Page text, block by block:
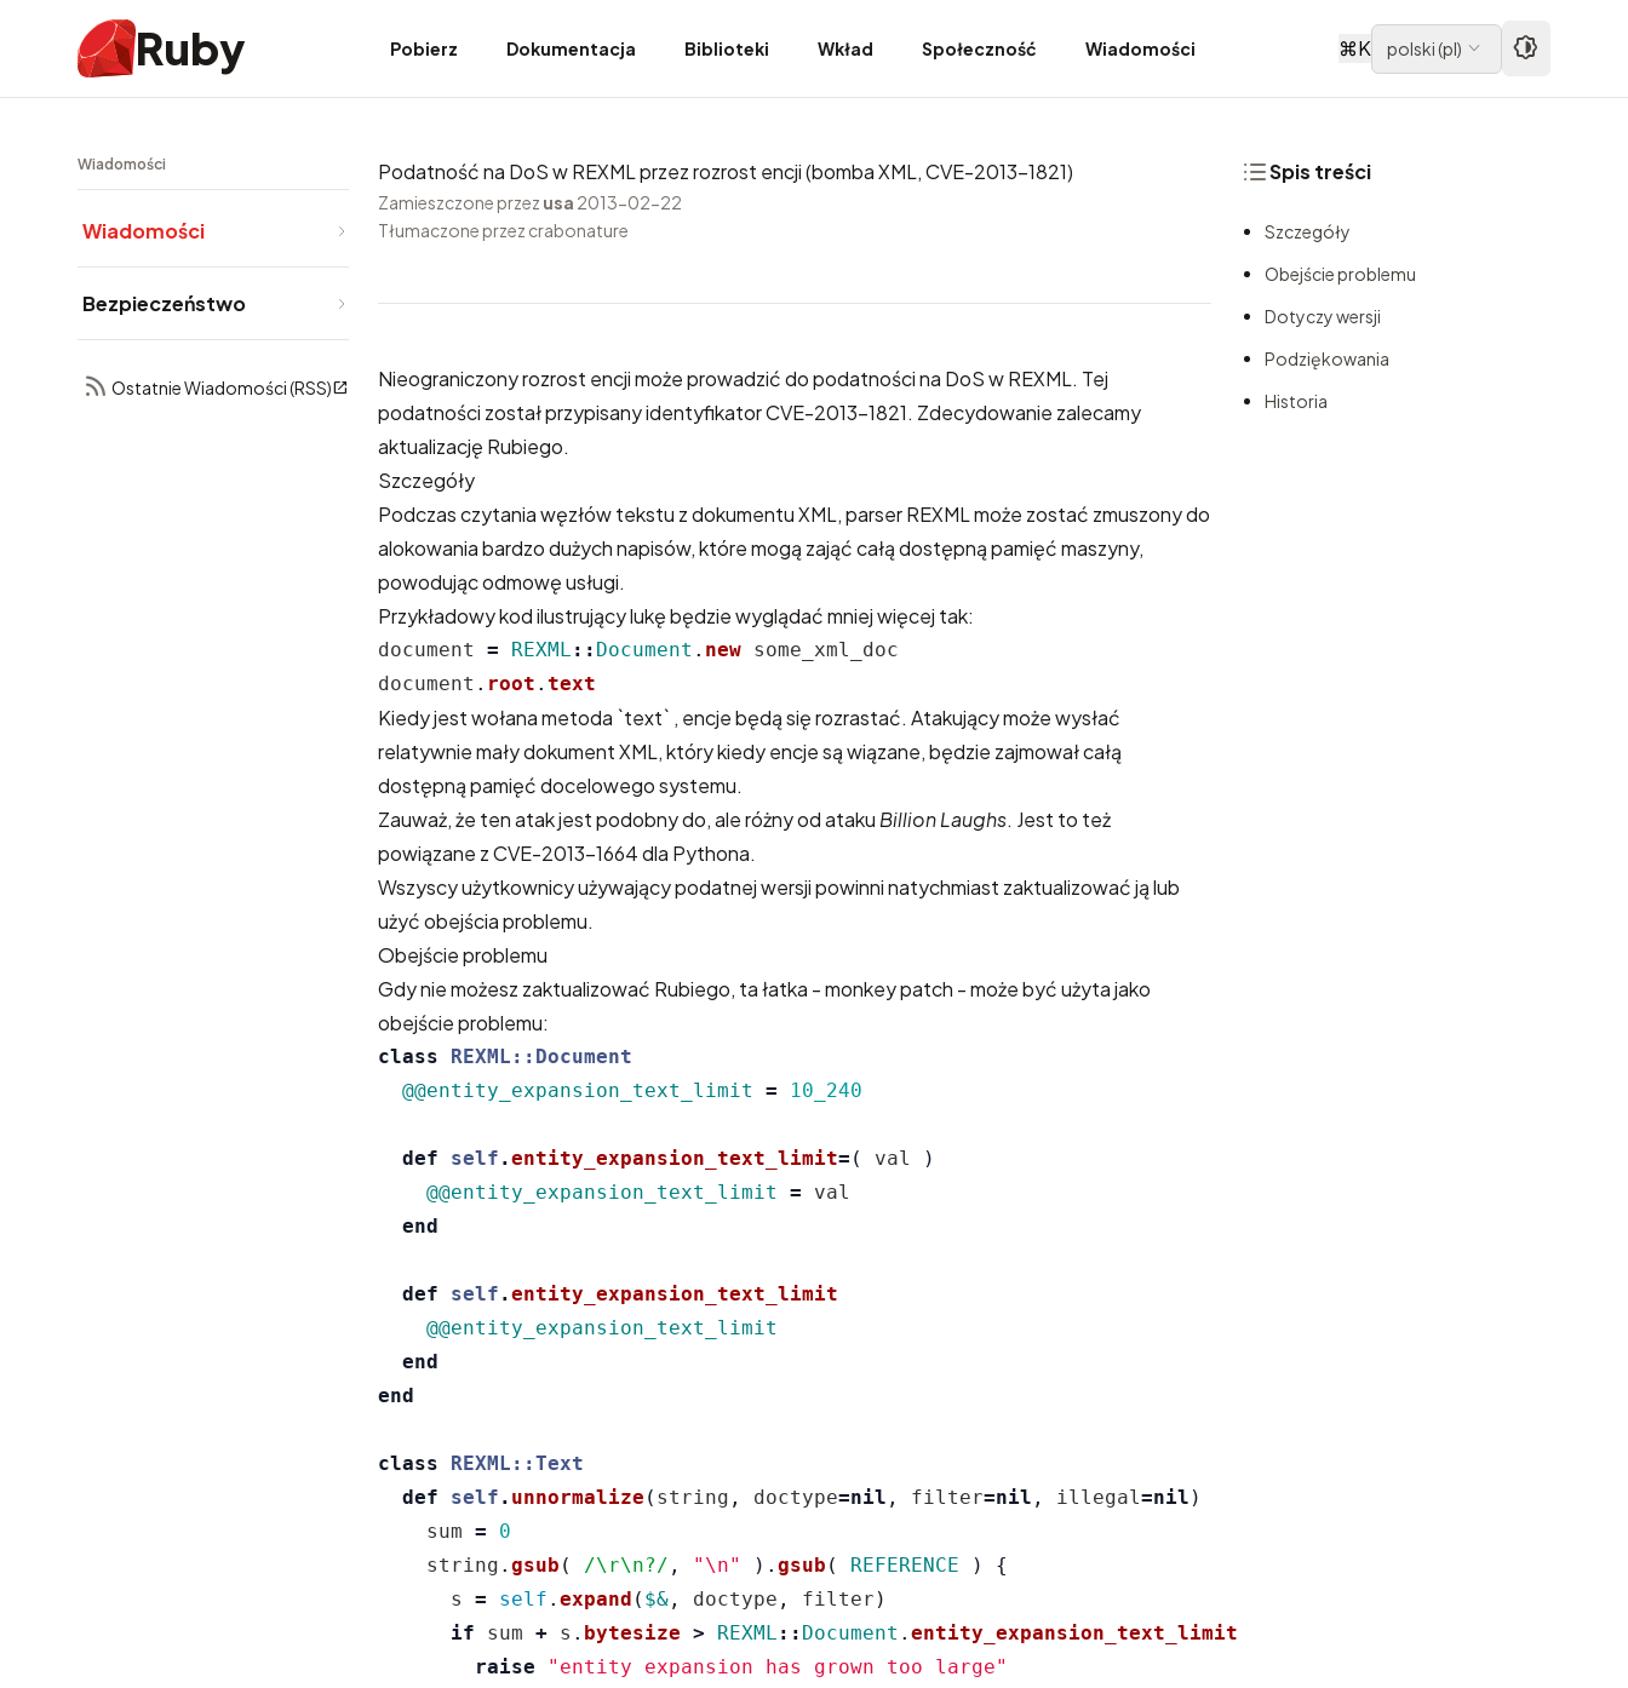
Ruby Pobierz Dokumentacja Biblioteki Wkład Społeczność Wiadomości ⌘K polski(pl)
Wiadomości
Wiadomości
Bezpieczeństwo
Ostatnie Wiadomości (RSS)
Podatność na DoS w REXML przez rozrost encji (bomba XML, CVE-2013-1821)
Zamieszczone przez usa 2013-02-22
Tłumaczone przez crabonature
Nieograniczony rozrost encji może prowadzić do podatności na DoS w REXML. Tej
podatności został przypisany identyfikator CVE-2013-1821. Zdecydowanie zalecamy
aktualizację Rubiego.
Szczegóły
Podczas czytania węzłów tekstu z dokumentu XML, parser REXML może zostać zmuszony do
alokowania bardzo dużych napisów, które mogą zająć całą dostępną pamięć maszyny,
powodując odmowę usługi.
Przykładowy kod ilustrujący lukę będzie wyglądać mniej więcej tak:
document = REXML :: Document . new some_xml_doc
document . root . text
Kiedy jest wołana metoda `text` , encje będą się rozrastać. Atakujący może wysłać
relatywnie mały dokument XML, który kiedy encje są wiązane, będzie zajmował całą
dostępną pamięć docelowego systemu.
Zauważ, że ten atak jest podobny do, ale różny od ataku Billion Laughs. Jest to też
powiązane z CVE-2013-1664 dla Pythona.
Wszyscy użytkownicy używający podatnej wersji powinni natychmiast zaktualizować ją lub
użyć obejścia problemu.
Obejście problemu
Gdy nie możesz zaktualizować Rubiego, ta łatka - monkey patch - może być użyta jako
obejście problemu:
class
REXML::Document
@@entity_expansion_text_limit
= 10_240
def self .entity_expansion_text_limit= ( val
)
@@entity_expansion_text_limit
=
val
end
def self .entity_expansion_text_limit
@@entity_expansion_text_limit
end
end
class
REXML::Text
def
self . unnormalize ( string , doctype=nil , filter=nil , illegal=nil )
sum =
0
string . gsub ( /\r\n?/ , " \n" ). gsub ( REFERENCE )
{
s
= self . expand ( $& , doctype , filter )
if
sum + s . bytesize > REXML :: Document . entity_expansion_text_limit
raise
"entity expansion has grown too large"
Spis treści
Szczegóły
Obejście problemu
Dotyczy wersji
Podziękowania
Historia